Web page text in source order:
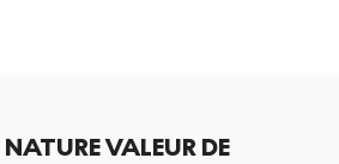
VALEUR DE